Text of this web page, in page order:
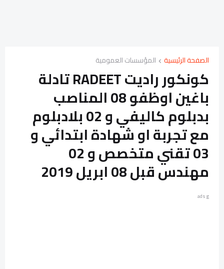
الصفحة الرئيسية المؤسسات العمومية
كونكور راديت RADEET تادلة
باغين اوظفو 08 المناصب
بدبلوم كاليفي و 02 بلادبلوم
مع تجربة او شهادة ابتدائي و
03 تقني متخصص و 02
مهندس قبل 08 ابريل 2019
ads g